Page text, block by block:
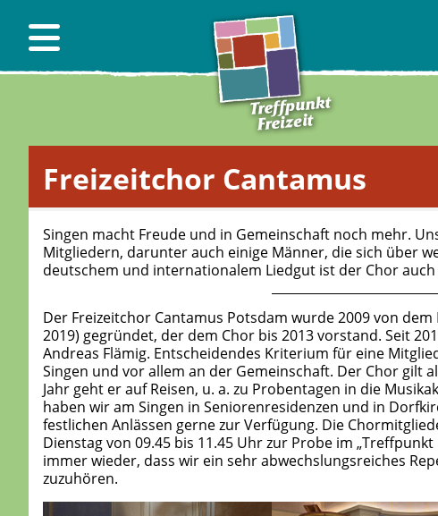
Freizeitchor Cantamus
Singen macht Freude und in Gemeinschaft noch mehr.
Mitgliedern, darunter auch einige Männer, die sich über
deutschem und internationalem Liedgut ist der Chor
Der Freizeitchor Cantamus Potsdam wurde 2009 von
2019) gegründet, der dem Chor bis 2013 vorstand. Seit
Andreas Flämig. Entscheidendes Kriterium für eine
Singen und vor allem an der Gemeinschaft. Der Chor gilt
Jahr geht er auf Reisen, u. a. zu Probentagen in die
haben wir am Singen in Seniorenresidenzen und in
festlichen Anlässen gerne zur Verfügung. Die
Dienstag von 09.45 bis 11.45 Uhr zur Probe im
immer wieder, dass wir ein sehr abwechslungsreiches
zuzuhören.